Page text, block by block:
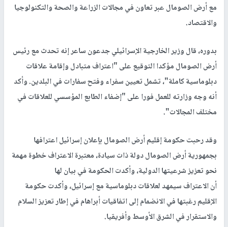
مع أرض الصومال عبر تعاون في مجالات الزراعة والصحة والتكنولوجيا
والاقتصاد.
بدوره، قال وزير الخارجية الإسرائيلي جدعون ساعر إنه تحدث مع رئيس
أرض الصومال مؤكدا التوقيع على "اعتراف متبادل وإقامة علاقات
دبلوماسية كاملة"، تشمل تعيين سفراء وفتح سفارات في البلدين. وأكد
أنه وجه وزارته للعمل فورا على "إضفاء الطابع المؤسسي للعلاقات في
مختلف المجالات".
وقد رحبت حكومة إقليم أرض الصومال بإعلان إسرائيل اعترافها
بجمهورية أرض الصومال دولة ذات سيادة، معتبرة الاعتراف خطوة مهمة
نحو تعزيز شرعيتها الدولية، وأكدت الحكومة في بيان لها
أن الاعتراف سيمهد لعلاقات دبلوماسية مع إسرائيل، وأكدت حكومة
الإقليم رغبتها في الانضمام إلى اتفاقيات أبراهام في إطار تعزيز السلام
والاستقرار في الشرق الأوسط وأفريقيا.